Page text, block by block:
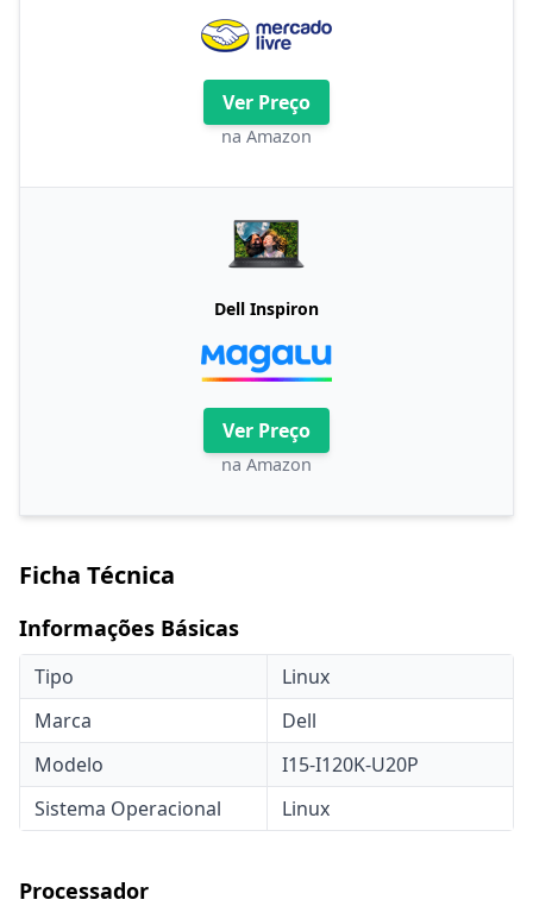
Ver Preço
na Amazon
Dell Inspiron
Ver Preço
na Amazon
Ficha Técnica
Informações Básicas
Tipo
Linux
Marca
Dell
Modelo
I15-I120K-U20P
Sistema Operacional
Linux
Processador